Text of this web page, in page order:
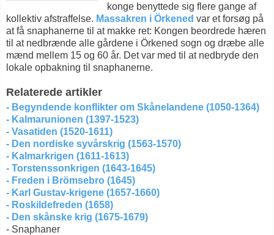
konge benyttede sig flere gange af
kollektiv afstraffelse. Massakren i Örkened var et forsøg på
at få snaphanerne til at makke ret: Kongen beordrede hæren
til at nedbrænde alle gårdene i Örkened sogn og dræbe alle
mænd mellem 15 og 60 år. Det var med til at nedbryde den
lokale opbakning til snaphanerne.
Relaterede artikler
- Begyndende konflikter om Skånelandene (1050-1364)
- Kalmarunionen (1397-1523)
- Vasatiden (1520-1611)
- Den nordiske syvårskrig (1563-1570)
- Kalmarkrigen (1611-1613)
- Torstenssonkrigen (1643-1645)
- Freden i Brömsebro (1645)
- Karl Gustav-krigene (1657-1660)
- Roskildefreden (1658)
- Den skånske krig (1675-1679)
- Snaphaner